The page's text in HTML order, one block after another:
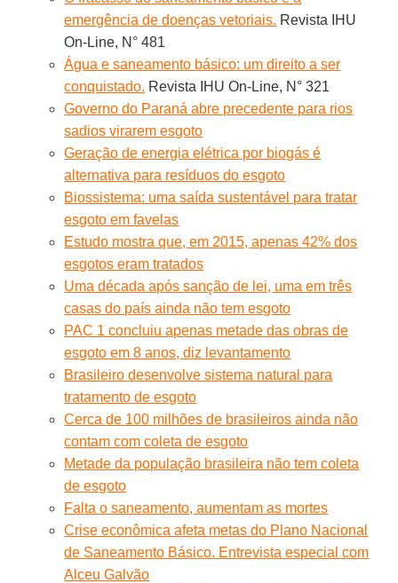
emergência de doenças vetoriais. Revista IHU
On-Line, N° 481
Água e saneamento básico: um direito a ser
conquistado. Revista IHU On-Line, N° 321
Governo do Paraná abre precedente para rios
sadios virarem esgoto
Geração de energia elétrica por biogás é
alternativa para resíduos do esgoto
Biossistema: uma saída sustentável para tratar
esgoto em favelas
Estudo mostra que, em 2015, apenas 42% dos
esgotos eram tratados
Uma década após sanção de lei, uma em três
casas do país ainda não tem esgoto
PAC 1 concluiu apenas metade das obras de
esgoto em 8 anos, diz levantamento
Brasileiro desenvolve sistema natural para
tratamento de esgoto
Cerca de 100 milhões de brasileiros ainda não
contam com coleta de esgoto
Metade da população brasileira não tem coleta
de esgoto
Falta o saneamento, aumentam as mortes
Crise econômica afeta metas do Plano Nacional
de Saneamento Básico. Entrevista especial com
Alceu Galvão